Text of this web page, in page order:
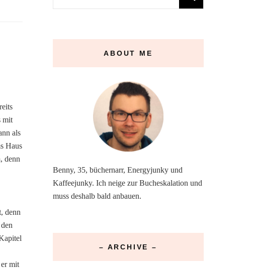
mit
als
Haus
denn
denn
mit
nach:
ABOUT ME
Benny, 35, büchernarr, Energyjunky und
Kaffeejunky. Ich neige zur Bucheskalation und
muss deshalb bald anbauen.
– ARCHIVE –